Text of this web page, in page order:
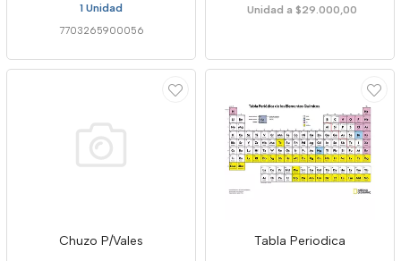
1 Unidad
7703265900056
Unidad a $29.000,00
Chuzo P/Vales Tabla Periodica